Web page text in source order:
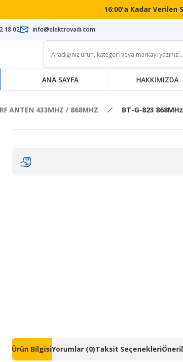
16:00'a Kadar Verilen
18 02 info@elektrovadi.com
ANA SAYFA HAKKIMIZDA
RF ANTEN 433MHZ / 868MHZ BT-G-823
Ürün BilgisiYorumlar (0)Taksit Seçenekleri